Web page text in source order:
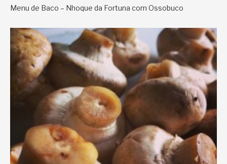
Menu de Baco – Nhoque da Fortuna com Ossobuco